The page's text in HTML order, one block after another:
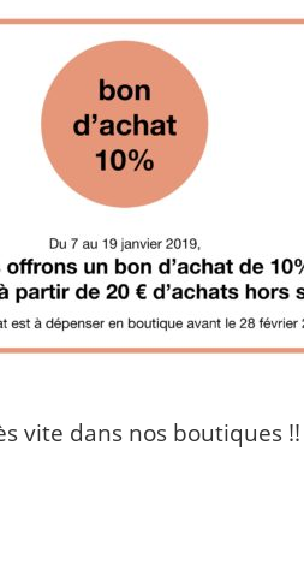
vite dans nos boutiques !!